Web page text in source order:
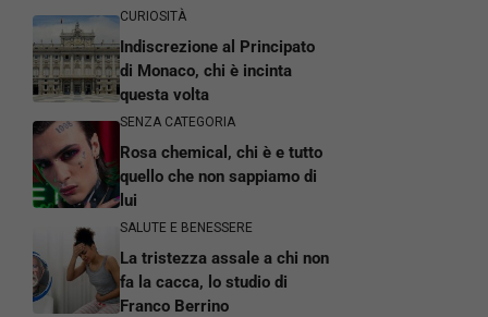
CURIOSITÀ
Indiscrezione al Principato
di Monaco, chi è incinta
questa volta
SENZA CATEGORIA
Rosa chemical, chi è e tutto
quello che non sappiamo di
lui
SALUTE E BENESSERE
La tristezza assale a chi non
fa la cacca, lo studio di
Franco Berrino